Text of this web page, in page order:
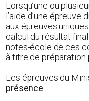
Lorsqu’une ou
l’aide d’une
aux épreuves
calcul du résultat
notes-école de ces
à titre de préparation
Les épreuves du
présence